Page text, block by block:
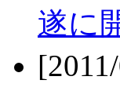
遂に